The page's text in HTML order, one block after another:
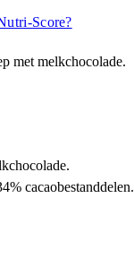
Score?
met melkchocolade.
cacaobestanddelen.